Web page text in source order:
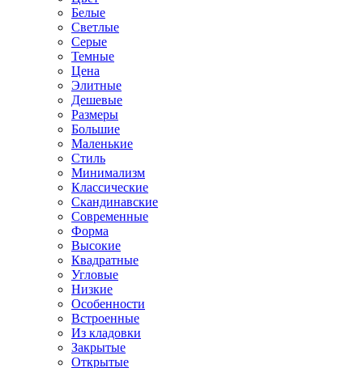
Белые
Светлые
Серые
Темные
Цена
Элитные
Дешевые
Размеры
Большие
Маленькие
Стиль
Минимализм
Классические
Скандинавские
Современные
Форма
Высокие
Квадратные
Угловые
Низкие
Особенности
Встроенные
Из кладовки
Закрытые
Открытые